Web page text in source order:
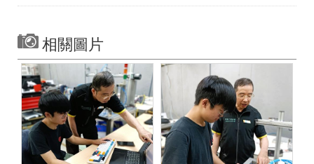
相關圖片